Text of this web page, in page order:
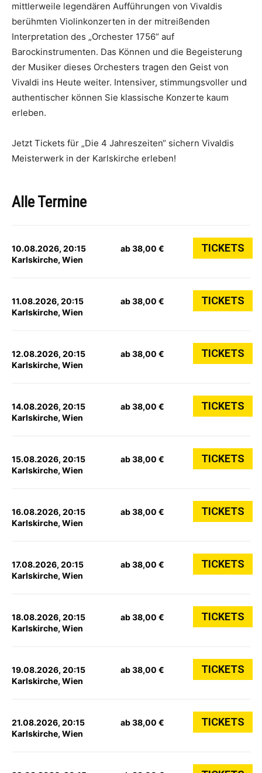
mittlerweile legendären Aufführungen von Vivaldis
berühmten Violinkonzerten in der mitreißenden
Interpretation des „Orchester 1756“ auf
Barockinstrumenten. Das Können und die Begeisterung
der Musiker dieses Orchesters tragen den Geist von
Vivaldi ins Heute weiter. Intensiver, stimmungsvoller und
authentischer können Sie klassische Konzerte kaum
erleben.
Jetzt Tickets für „Die 4 Jahreszeiten“ sichern Vivaldis
Meisterwerk in der Karlskirche erleben!
Alle Termine
10.08.2026, 20:15
Karlskirche, Wien
ab 38,00 € TICKETS
11.08.2026, 20:15
Karlskirche, Wien
ab 38,00 € TICKETS
12.08.2026, 20:15
Karlskirche, Wien
ab 38,00 € TICKETS
14.08.2026, 20:15
Karlskirche, Wien
ab 38,00 € TICKETS
15.08.2026, 20:15
Karlskirche, Wien
ab 38,00 € TICKETS
16.08.2026, 20:15
Karlskirche, Wien
ab 38,00 € TICKETS
17.08.2026, 20:15
Karlskirche, Wien
ab 38,00 € TICKETS
18.08.2026, 20:15
Karlskirche, Wien
ab 38,00 € TICKETS
19.08.2026, 20:15
Karlskirche, Wien
ab 38,00 € TICKETS
21.08.2026, 20:15
Karlskirche, Wien
ab 38,00 € TICKETS